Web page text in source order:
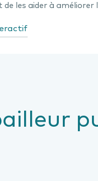
les aider à améliorer